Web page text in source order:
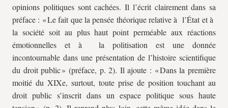
opinions politiques sont cachées. Il l’écrit clairement dans sa
préface : « Le fait que la pensée théorique relative à l’État et à
la société soit au plus haut point perméable aux réactions
émotionnelles et à la politisation est une donnée
incontournable dans une présentation de l’histoire scientifique
du droit public » (préface, p. 2). Il ajoute : « Dans la première
moitié du XIXe, surtout, toute prise de position touchant au
droit public s’inscrit dans un espace politique sous haute